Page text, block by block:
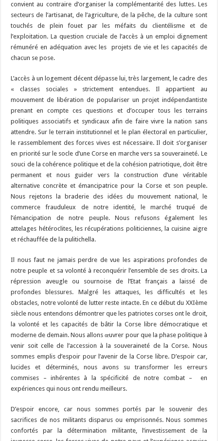
convient au contraire d’organiser la complémentarité des luttes. Les
secteurs de l’artisanat, de l’agriculture, de la pêche, de la culture sont
touchés de plein fouet par les méfaits du clientélisme et de
l’exploitation. La question cruciale de l’accès à un emploi dignement
rémunéré en adéquation avec les projets de vie et les capacités de
chacun se pose.
L’accès à un logement décent dépasse lui, très largement, le cadre des
« classes sociales » strictement entendues. Il appartient au
mouvement de libération de populariser un projet indépendantiste
prenant en compte ces questions et d’occuper tous les terrains
politiques associatifs et syndicaux afin de faire vivre la nation sans
attendre. Sur le terrain institutionnel et le plan électoral en particulier,
le rassemblement des forces vives est nécessaire. Il doit s’organiser
en priorité sur le socle d’une Corse en marche vers sa souveraineté. Le
souci de la cohérence politique et de la cohésion patriotique, doit être
permanent et nous guider vers la construction d’une véritable
alternative concrète et émancipatrice pour la Corse et son peuple.
Nous rejetons la braderie des idées du mouvement national, le
commerce frauduleux de notre identité, le marché truqué de
l’émancipation de notre peuple. Nous refusons également les
attelages hétéroclites, les récupérations politiciennes, la cuisine aigre
et réchauffée de la pulitichella.
Il nous faut ne jamais perdre de vue les aspirations profondes de
notre peuple et sa volonté à reconquérir l’ensemble de ses droits. La
répression aveugle ou sournoise de l’Etat français a laissé de
profondes blessures. Malgré les attaques, les difficultés et les
obstacles, notre volonté de lutter reste intacte. En ce début du XXIème
siècle nous entendons démontrer que les patriotes corses ont le droit,
la volonté et les capacités de bâtir la Corse libre démocratique et
moderne de demain. Nous allons œuvrer pour que la phase politique à
venir soit celle de l’accession à la souveraineté de la Corse. Nous
sommes emplis d’espoir pour l’avenir de la Corse libre. D’espoir car,
lucides et déterminés, nous avons su transformer les erreurs
commises – inhérentes à la spécificité de notre combat – en
expériences qui nous ont rendu meilleurs.
D’espoir encore, car nous sommes portés par le souvenir des
sacrifices de nos militants disparus ou emprisonnés. Nous sommes
confortés par la détermination militante, l’investissement de la